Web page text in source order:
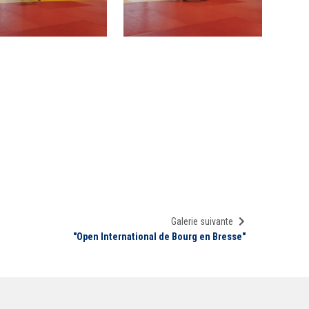
Galerie suivante
"Open International de Bourg en Bresse"